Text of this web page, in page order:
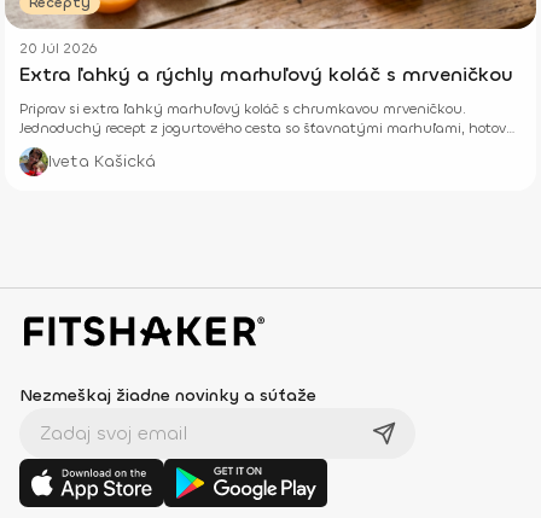
20 Júl 2026
Extra ľahký a rýchly marhuľový koláč s mrveničkou
Priprav si extra ľahký marhuľový koláč s chrumkavou mrveničkou.
Jednoduchý recept z jogurtového cesta so šťavnatými marhuľami, hotový
z pár surovín.
Iveta Kašická
Nezmeškaj žiadne novinky a súťaže